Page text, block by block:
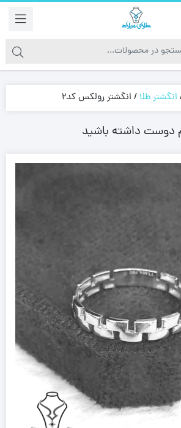
انگشتر طلا/ انگشتر رولکس کد2
دوست داشته باشید